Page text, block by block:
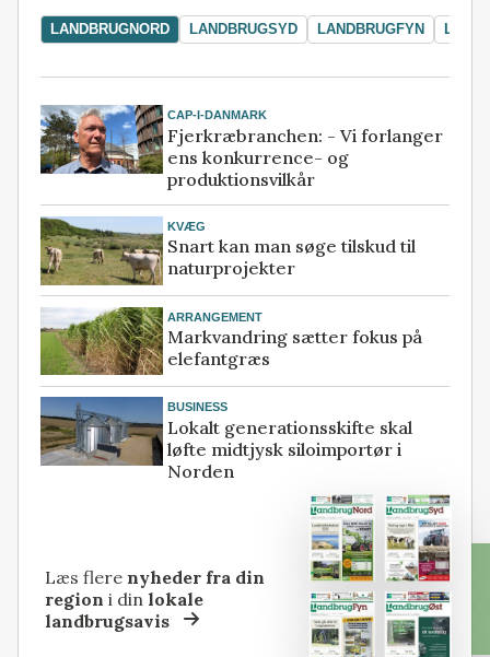
LANDBRUGNORD LANDBRUGSYD LANDBRUGFYN
CAP-I-DANMARK
Fjerkræbranchen: - Vi forlanger
ens konkurrence- og
produktionsvilkår
KVÆG
Snart kan man søge tilskud til
naturprojekter
ARRANGEMENT
Markvandring sætter fokus på
elefantgræs
BUSINESS
Lokalt generationsskifte skal
løfte midtjysk siloimportør i
Norden
Læs flere nyheder fra din
region i dinlokale
landbrugsavis